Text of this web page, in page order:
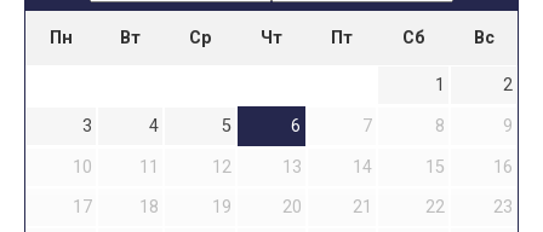
Пн Вт Ср Чт Пт Сб Вс
1
2
3
4 5 6 7 8
9
10
11 12 13 14 15
16
17
18 19 20 21 22
23